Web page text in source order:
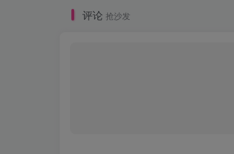
评论 抢沙发